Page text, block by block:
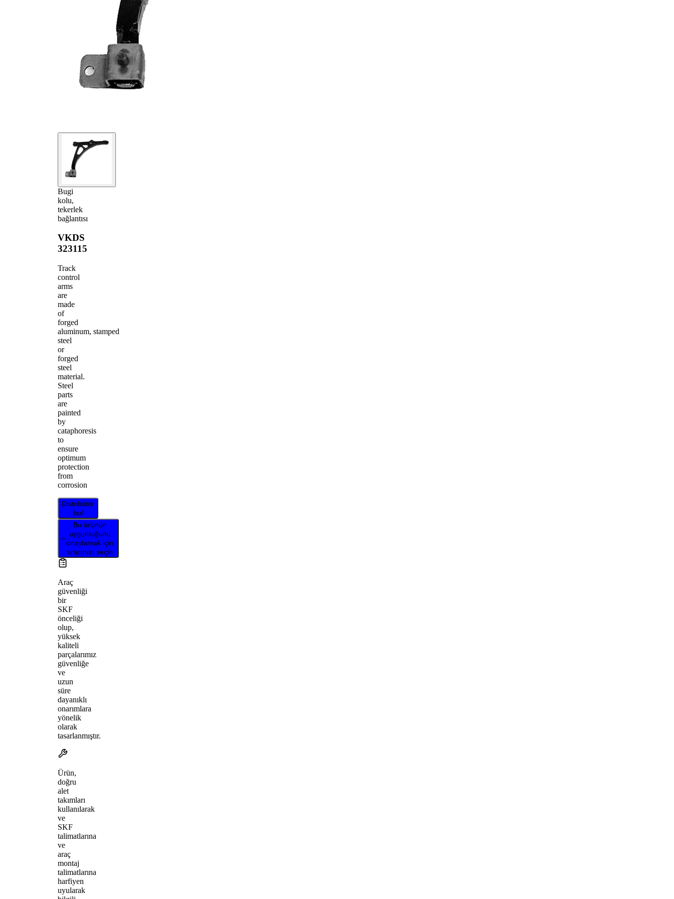
Bugi
kolu,
tekerlek
bağlantısı
VKDS
323115
Track
control
arms
are
made
of
forged
aluminum, stamped
steel
or
forged
steel
material.
Steel
parts
are
painted
by
cataphoresis
to
ensure
optimum
protection
from
corrosion
Distribütör
bul
Bu ürünün
uygunluğunu
onaylamak için
aracınızı seçin
Araç
güvenliği
bir
SKF
önceliği
olup,
yüksek
kaliteli
parçalarımız
güvenliğe
ve
uzun
süre
dayanıklı
onarımlara
yönelik
olarak
tasarlanmıştır.
Ürün,
doğru
alet
takımları
kullanılarak
ve
SKF
talimatlarına
ve
araç
montaj
talimatlarına
harfiyen
uyularak